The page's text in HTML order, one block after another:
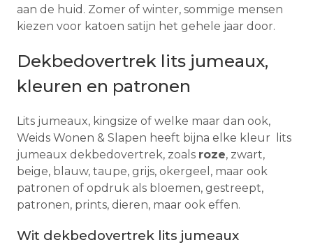
aan de huid. Zomer of winter, sommige mensen
kiezen voor katoen satijn het gehele jaar door.
Dekbedovertrek lits jumeaux,
kleuren en patronen
Lits jumeaux, kingsize of welke maar dan ook,
Weids Wonen & Slapen heeft bijna elke kleur lits
jumeaux dekbedovertrek, zoals roze, zwart,
beige, blauw, taupe, grijs, okergeel, maar ook
patronen of opdruk als bloemen, gestreept,
patronen, prints, dieren, maar ook effen.
Wit dekbedovertrek lits jumeaux